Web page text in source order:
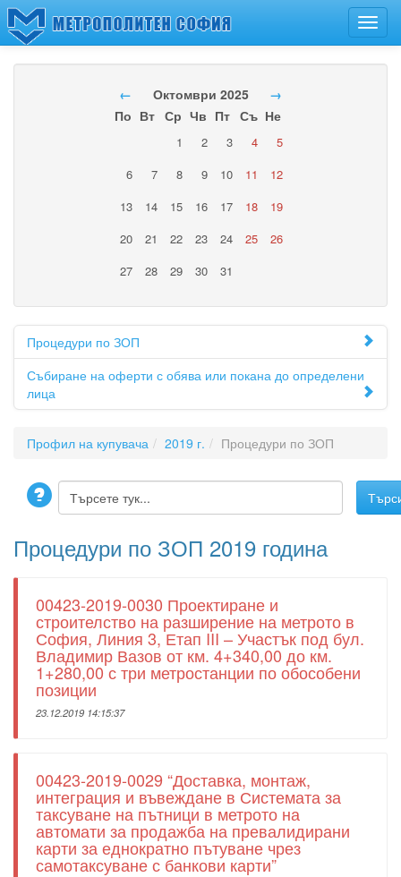
← Октомври 2025
→
По Вт Ср Чв Пт Съ Не
1 2 3 4
5
6
7 8 9 10 11
12
13
14 15 16 17 18
19
20
21 22 23 24 25
26
27
28 29 30 31
Процедури по ЗОП
Събиране на оферти с обява или покана до определени
лица
Профил на купувача 2019 г. Процедури по ЗОП
Процедури по ЗОП 2019 година
00423-2019-0030 Проектиране и
строителство на разширение на метрото в
София, Линия 3, Етап III – Участък под бул.
Владимир Вазов от км. 4+340,00 до км.
1+280,00 с три метростанции по обособени
позиции
23.12.2019 14:15:37
00423-2019-0029 “Доставка, монтаж,
интеграция и въвеждане в Системата за
таксуване на пътници в метрото на
автомати за продажба на превалидирани
карти за еднократно пътуване чрез
самотаксуване с банкови карти”